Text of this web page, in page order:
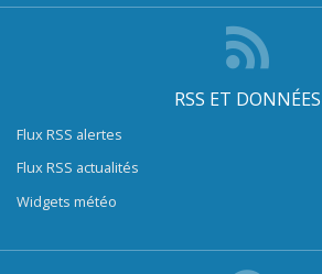
RSS ET DONNÉES
Flux RSS alertes
Flux RSS actualités
Widgets météo